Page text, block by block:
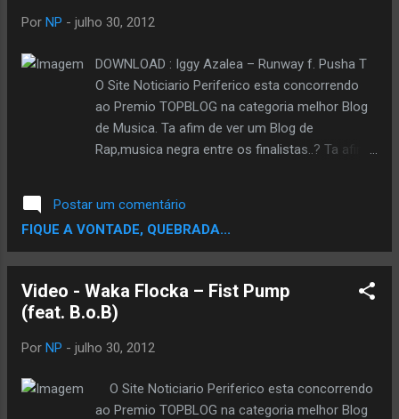
Por NP - julho 30, 2012
DOWNLOAD : Iggy Azalea – Runway f. Pusha T
O Site Noticiario Periferico esta concorrendo
ao Premio TOPBLOG na categoria melhor Blog
de Musica. Ta afim de ver um Blog de
Rap,musica negra entre os finalistas..? Ta afim
Twitter. Escolha um e Vota pra Fortalecer a
Corrente. VOTE AQUI
Postar um comentário
FIQUE A VONTADE, QUEBRADA...
Video - Waka Flocka – Fist Pump
(feat. B.o.B)
Por NP - julho 30, 2012
O Site Noticiario Periferico esta concorrendo
ao Premio TOPBLOG na categoria melhor Blog